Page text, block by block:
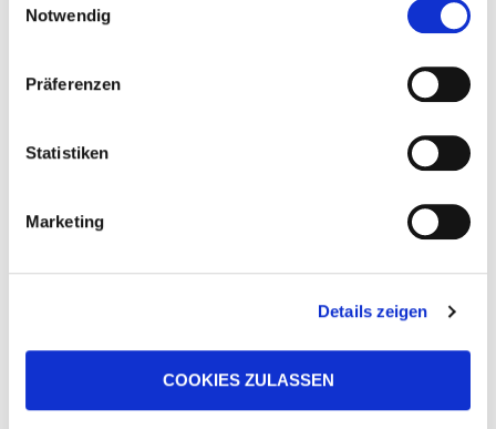
Notwendig
Präferenzen
Statistiken
Marketing
Details zeigen
COOKIES ZULASSEN
Verkehrsmedizin, Abstinenznachweise
Gerne vermitteln wir Ihnen kompetente Kontakte: